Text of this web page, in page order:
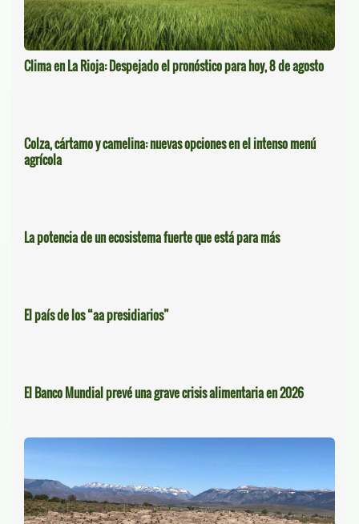
Clima en La Rioja: Despejado el pronóstico para hoy, 8 de agosto
Colza, cártamo y camelina: nuevas opciones en el intenso menú
agrícola
La potencia de un ecosistema fuerte que está para más
El país de los “aa presidiarios”
El Banco Mundial prevé una grave crisis alimentaria en 2026